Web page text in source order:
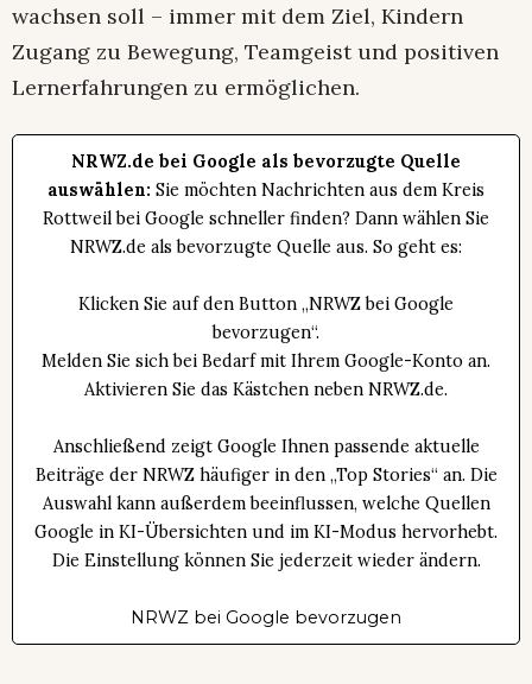
wachsen soll – immer mit dem Ziel, Kindern
Zugang zu Bewegung, Teamgeist und positiven
Lernerfahrungen zu ermöglichen.
NRWZ.de bei Google als bevorzugte Quelle
auswählen: Sie möchten Nachrichten aus dem Kreis
Rottweil bei Google schneller finden? Dann wählen Sie
NRWZ.de als bevorzugte Quelle aus. So geht es:
Klicken Sie auf den Button „NRWZ bei Google
bevorzugen“.
Melden Sie sich bei Bedarf mit Ihrem Google-Konto an.
Aktivieren Sie das Kästchen neben NRWZ.de.
Anschließend zeigt Google Ihnen passende aktuelle
Beiträge der NRWZ häufiger in den „Top Stories“ an. Die
Auswahl kann außerdem beeinflussen, welche Quellen
Google in KI-Übersichten und im KI-Modus hervorhebt.
Die Einstellung können Sie jederzeit wieder ändern.
NRWZ bei Google bevorzugen